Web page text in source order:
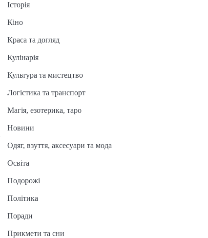
Історія
Кіно
Краса та догляд
Кулінарія
Культура та мистецтво
Логістика та транспорт
Магія, езотерика, таро
Новини
Одяг, взуття, аксесуари та мода
Освіта
Подорожі
Політика
Поради
Прикмети та сни